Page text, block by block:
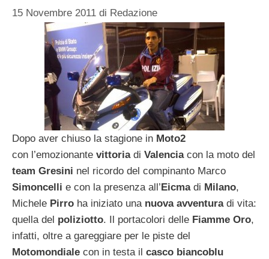
15 Novembre 2011 di Redazione
Dopo aver chiuso la stagione in Moto2
con l’emozionante vittoriadi Valenciacon la moto del
team Gresini nel ricordo del compinanto Marco
Simoncelli e con la presenza all’Eicmadi Milano,
Michele Pirro ha iniziato una nuova avventuradi vita:
quella del poliziotto. Il portacolori delle Fiamme Oro,
infatti, oltre a gareggiare per le piste del
Motomondiale con in testa il casco biancoblu